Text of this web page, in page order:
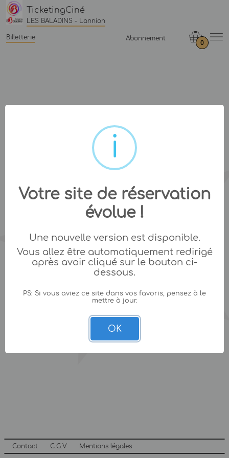
TicketingCiné
LES BALADINS - Lannion
Billetterie Abonnement
0
Contact C.G.V Mentions légales
Votre site de réservation
évolue !
Une nouvelle version est disponible.
Vous allez être automatiquement redirigé
après avoir cliqué sur le bouton ci-
dessous.
PS: Si vous aviez ce site dans vos favoris, pensez à le
mettre à jour.
OK